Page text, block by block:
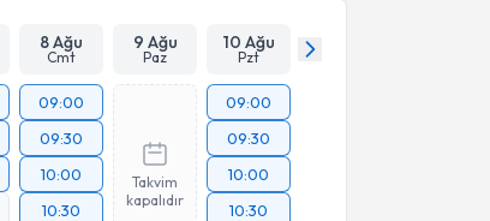
8 Ağu
Cmt
9 Ağu
Paz
10 Ağu
Pzt
09:00
09:30
10:00
10:30
Takvim
kapalıdır
09:00
09:30
10:00
10:30